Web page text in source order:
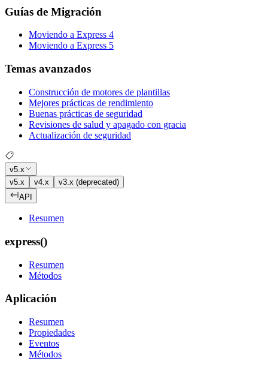
Guías de Migración
Moviendo a Express 4
Moviendo a Express 5
Temas avanzados
Construcción de motores de plantillas
Mejores prácticas de rendimiento
Buenas prácticas de seguridad
Revisiones de salud y apagado con gracia
Actualización de seguridad
v5.x
v5.x
v4.x
v3.x (deprecated)
API
Resumen
express()
Resumen
Métodos
Aplicación
Resumen
Propiedades
Eventos
Métodos